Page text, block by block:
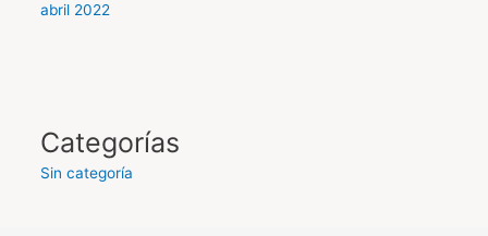
abril 2022
Categorías
Sin categoría